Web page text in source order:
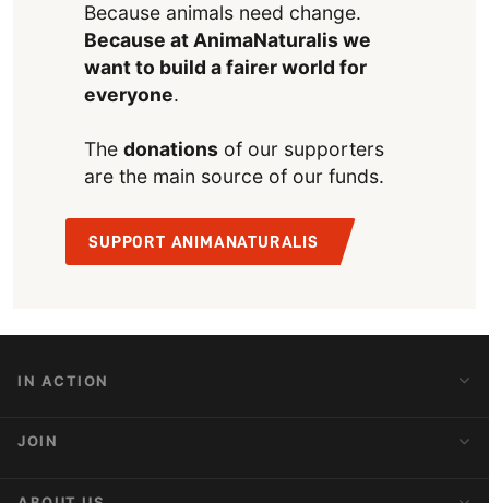
Because animals need change.
Because at AnimaNaturalis we
want to build a fairer world for
everyone.
The donationsof our supporters
are the main source of our funds.
SUPPORT ANIMANATURALIS
IN ACTION
Action Alerts
JOIN
Activist Network